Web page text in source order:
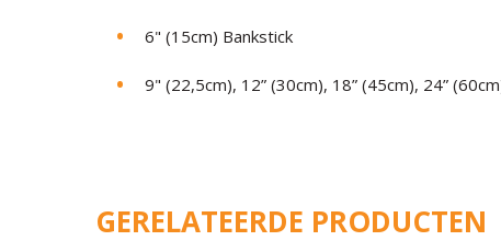
6" (15cm) Bankstick
9" (22,5cm), 12” (30cm), 18” (45cm), 24”
GERELATEERDE PRODUCTEN